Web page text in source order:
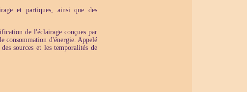
et partiques, ainsi que des
de l'éclairage conçues par
consommation d'énergie. Appelé
sources et les temporalités de